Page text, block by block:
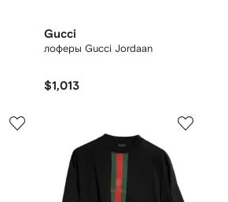
Gucci
лоферы Gucci Jordaan
$1,013